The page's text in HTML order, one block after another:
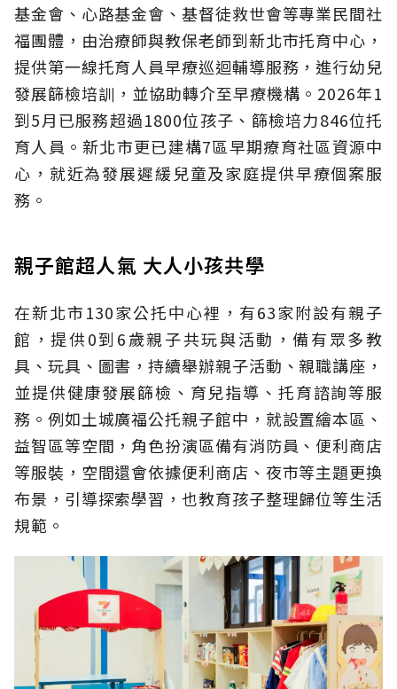
基金會、心路基金會、基督徒救世會等專業民間社
福團體，由治療師與教保老師到新北市托育中心，
提供第一線托育人員早療巡迴輔導服務，進行幼兒
發展篩檢培訓，並協助轉介至早療機構。2026年1
到5月已服務超過1800位孩子、篩檢培力846位托
育人員。新北市更已建構7區早期療育社區資源中
心，就近為發展遲緩兒童及家庭提供早療個案服
務。
親子館超人氣 大人小孩共學
在新北市130家公托中心裡，有63家附設有親子
館，提供0到6歲親子共玩與活動，備有眾多教
具、玩具、圖書，持續舉辦親子活動、親職講座，
並提供健康發展篩檢、育兒指導、托育諮詢等服
務。例如土城廣福公托親子館中，就設置繪本區、
益智區等空間，角色扮演區備有消防員、便利商店
等服裝，空間還會依據便利商店、夜市等主題更換
布景，引導探索學習，也教育孩子整理歸位等生活
規範。